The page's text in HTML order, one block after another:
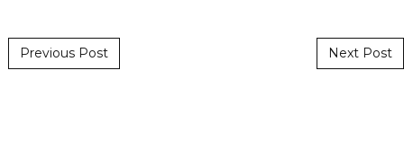
Post navigation
Previous Post Next Post